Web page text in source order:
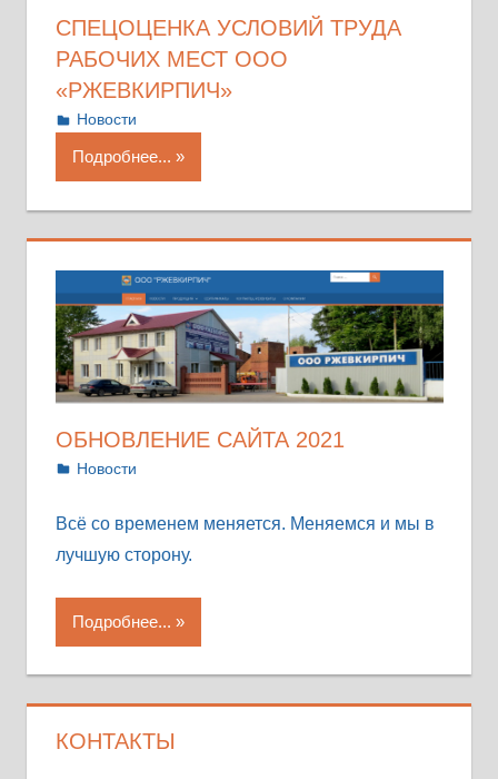
СПЕЦОЦЕНКА УСЛОВИЙ ТРУДА
РАБОЧИХ МЕСТ ООО
«РЖЕВКИРПИЧ»
24.08.2021
Антонина
Новости
Подробнее...
ОБНОВЛЕНИЕ САЙТА 2021
15.04.2021
Антонина
Новости
Всё со временем меняется. Меняемся и мы в
лучшую сторону.
Подробнее...
КОНТАКТЫ